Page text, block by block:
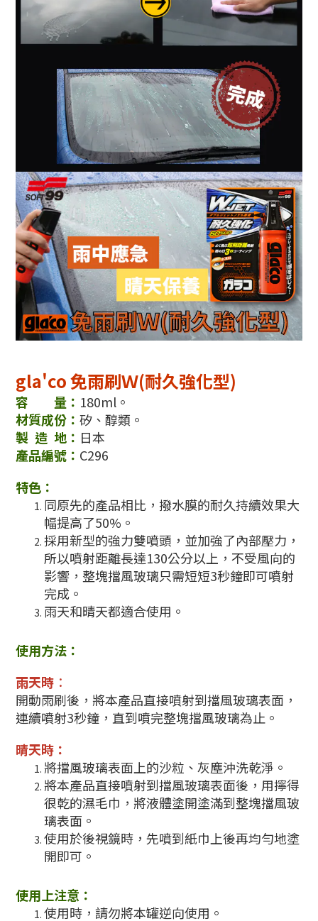
gla'co 免雨刷Ｗ(耐久強化型)
容 量： 180ml。
材質成份： 矽、醇類。
製 造 地： 日本
產品編號： C296
特色：
同原先的產品相比，撥水膜的耐久持續效果大
幅提高了50%。
採用新型的強力雙噴頭，並加強了內部壓力，
所以噴射距離長達130公分以上，不受風向的
影響，整塊擋風玻璃只需短短3秒鐘即可噴射
完成。
雨天和晴天都適合使用。
使用方法：
雨天時 ：
開動雨刷後，將本產品直接噴射到擋風玻璃表面，
連續噴射3秒鐘，直到噴完整塊擋風玻璃為止。
晴天時：
將擋風玻璃表面上的沙粒、灰塵沖洗乾淨。
將本產品直接噴射到擋風玻璃表面後，用擰得
很乾的濕毛巾，將液體塗開塗滿到整塊擋風玻
璃表面。
使用於後視鏡時，先噴到紙巾上後再均勻地塗
開即可。
使用上注意：
使用時，請勿將本罐逆向使用。